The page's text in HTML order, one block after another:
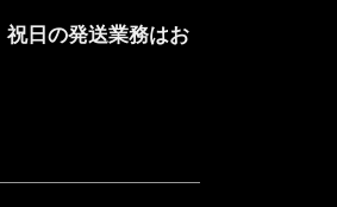
日の発送業務はお